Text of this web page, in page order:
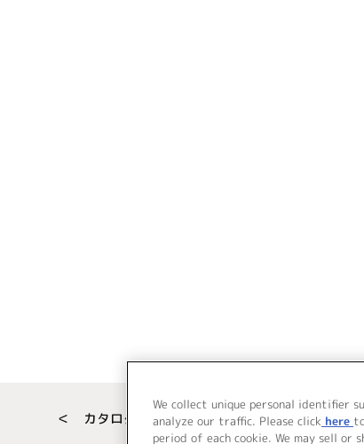
＜ カタログサイト トップページへ
We collect unique personal identifier
analyze our traffic. Please click here
period of each cookie. We may sell